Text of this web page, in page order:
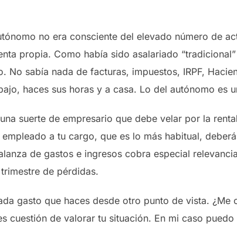
no era consciente del elevado número de
propia. Como había sido asalariado
No sabía nada de facturas, impuestos, IRPF,
haces sus horas y a casa. Lo del autónomo es
suerte de empresario que debe velar por la
a tu cargo, que es lo más habitual,
de gastos e ingresos cobra especial
de pérdidas.
gasto que haces desde otro punto de vista. ¿Me
cuestión de valorar tu situación. En mi caso